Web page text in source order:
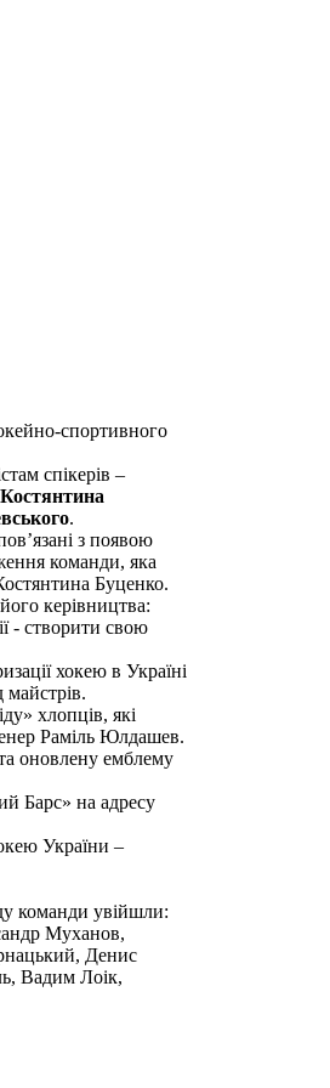
спортивного
спікерів –
Костянтина
.
з появою
команди, яка
Буценко.
керівництва:
- створити свою
хокею в Україні
майстрів.
хлопців, які
Раміль Юлдашев.
оновлену емблему
Барс» на адресу
України –
команди увійшли:
Муханов,
Денис
Вадим Лоік,